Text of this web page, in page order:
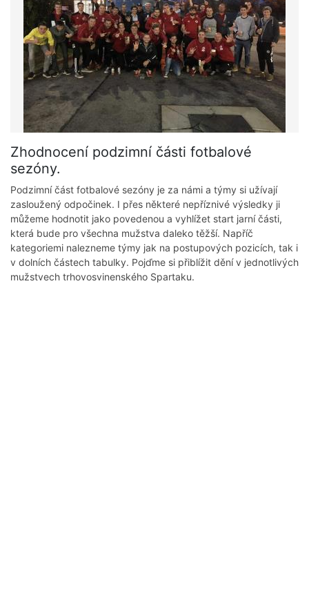
Zhodnocení podzimní části fotbalové
sezóny.
Podzimní část fotbalové sezóny je za námi a týmy si užívají
zasloužený odpočinek. I přes některé nepříznivé výsledky ji
můžeme hodnotit jako povedenou a vyhlížet start jarní části,
která bude pro všechna mužstva daleko těžší. Napříč
kategoriemi nalezneme týmy jak na postupových pozicích, tak i
v dolních částech tabulky. Pojďme si přiblížit dění v jednotlivých
mužstvech trhovosvinenského Spartaku.